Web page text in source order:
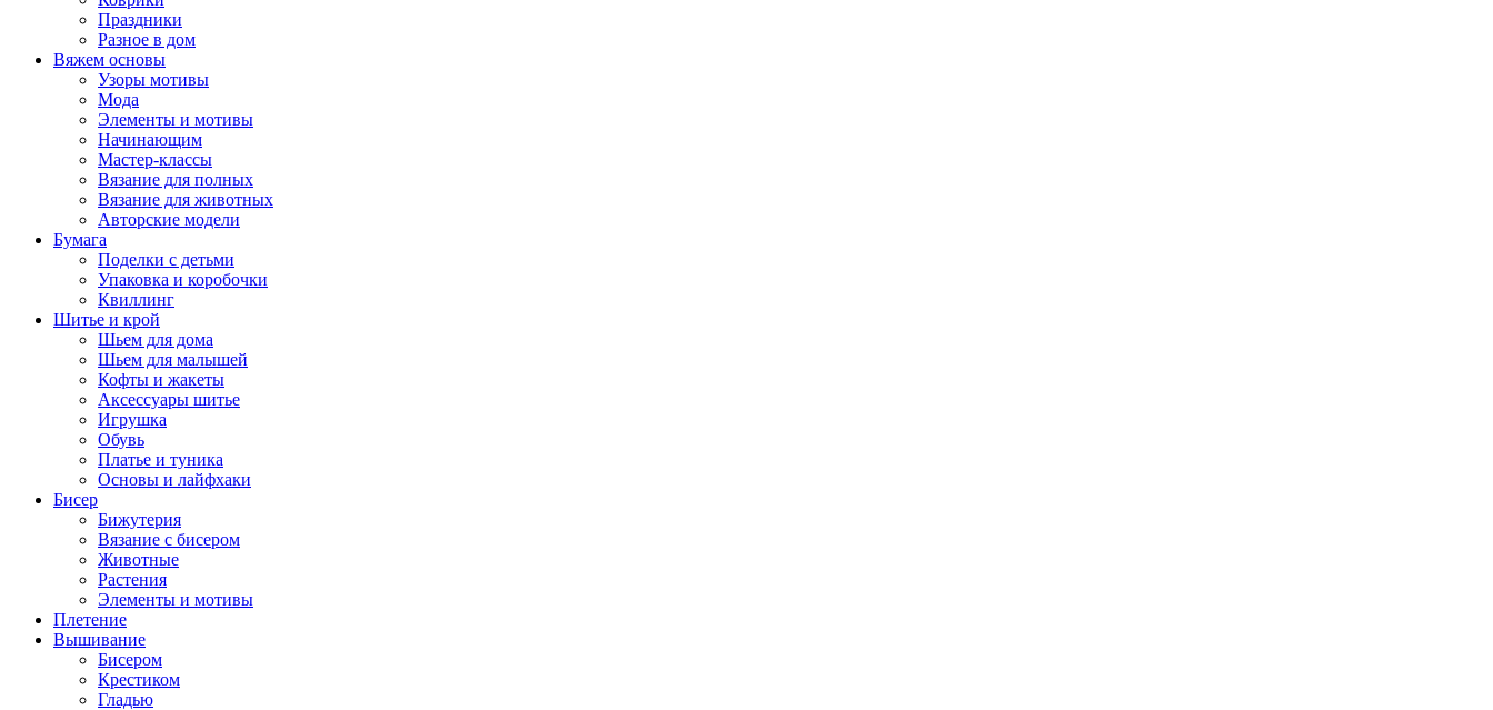
Праздники
Разное в дом
Вяжем основы
Узоры мотивы
Мода
Элементы и мотивы
Начинающим
Мастер-классы
Вязание для полных
Вязание для животных
Авторские модели
Бумага
Поделки с детьми
Упаковка и коробочки
Квиллинг
Шитье и крой
Шьем для дома
Шьем для малышей
Кофты и жакеты
Аксессуары шитье
Игрушка
Обувь
Платье и туника
Основы и лайфхаки
Бисер
Бижутерия
Вязание с бисером
Животные
Растения
Элементы и мотивы
Плетение
Вышивание
Бисером
Крестиком
Гладью